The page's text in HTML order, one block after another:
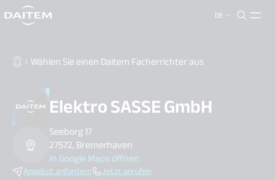
DE
search.label
Wählen Sie einen Daitem Facherrichter aus
Elektro SASSE GmbH
Seeborg 17
27572, Bremerhaven
In Google Maps öffnen
Angebot anfordern Jetzt anrufen